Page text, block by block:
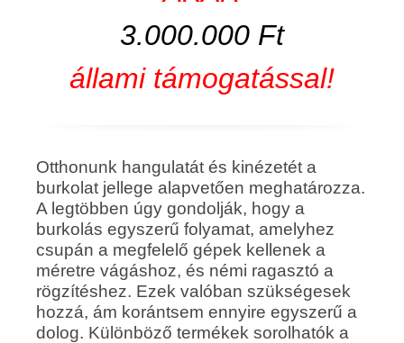
3.000.000 Ft
állami támogatással!
Otthonunk hangulatát és kinézetét a
burkolat jellege alapvetően meghatározza.
A legtöbben úgy gondolják, hogy a
burkolás egyszerű folyamat, amelyhez
csupán a megfelelő gépek kellenek a
méretre vágáshoz, és némi ragasztó a
rögzítéshez. Ezek valóban szükségesek
hozzá, ám korántsem ennyire egyszerű a
dolog. Különböző termékek sorolhatók a